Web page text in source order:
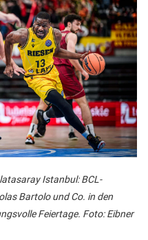
Istanbul: BCL-
Bartolo und Co. in den
Feiertage. Foto: Eibner